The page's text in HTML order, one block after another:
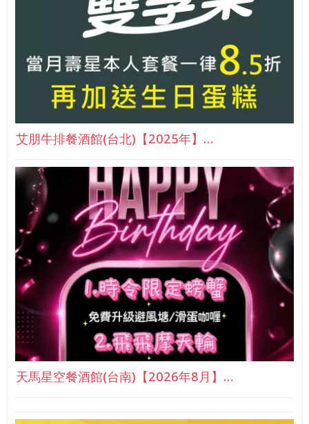
艾朋牛排餐酒館(台北)【2025年】…
天馬星空餐酒館(台南)【2026年8月】…